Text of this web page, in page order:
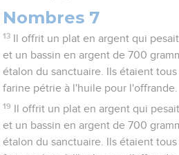
Nombres 7
13
Il offrit un plat en argent qui
et un bassin en argent de 700
étalon du sanctuaire. Ils étaient
farine pétrie à l'huile pour l'offrande.
19
Il offrit un plat en argent qui
et un bassin en argent de 700
étalon du sanctuaire. Ils étaient